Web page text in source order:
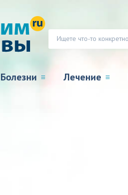
Болезни Лечение